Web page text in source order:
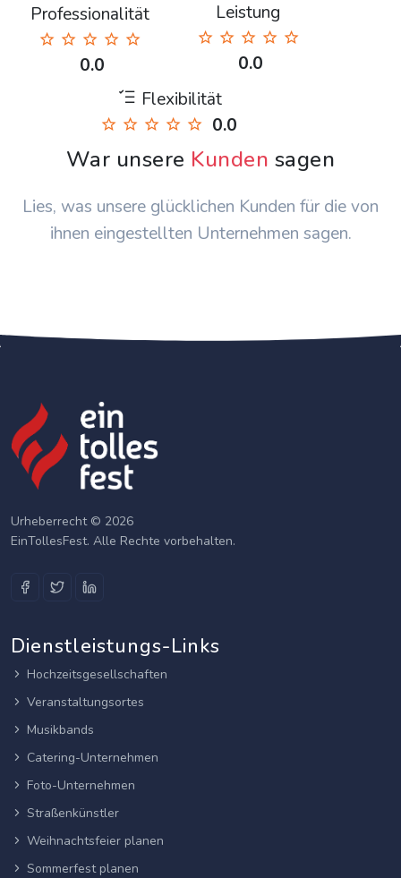
Professionalität
0.0
Leistung
0.0
Flexibilität
0.0
War unsere Kunden sagen
Lies, was unsere glücklichen Kunden für die von
ihnen eingestellten Unternehmen sagen.
Urheberrecht © 2026
EinTollesFest. Alle Rechte vorbehalten.
Dienstleistungs-Links
Hochzeitsgesellschaften
Veranstaltungsortes
Musikbands
Catering-Unternehmen
Foto-Unternehmen
Straßenkünstler
Weihnachtsfeier planen
Sommerfest planen